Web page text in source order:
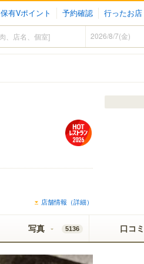
保有Vポイント 予約確認 行ったお店
店舗情報（詳細）
写真 5136 口コミ